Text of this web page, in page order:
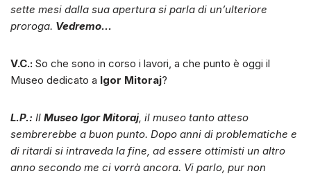
sette mesi dalla sua apertura si parla di un’ulteriore
proroga. Vedremo…
V.C.: So che sono in corso i lavori, a che punto è oggi il
Museo dedicato a Igor Mitoraj?
L.P.: Il Museo Igor Mitoraj, il museo tanto atteso
sembrerebbe a buon punto. Dopo anni di problematiche e
di ritardi si intraveda la fine, ad essere ottimisti un altro
anno secondo me ci vorrà ancora. Vi parlo, pur non